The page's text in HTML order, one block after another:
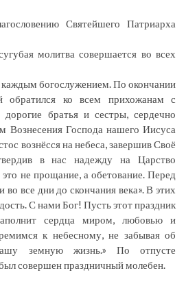
Святейшего Патриарха
молитва совершается во всех
богослужением. По окончании
обратился ко всем прихожанам с
братья и сестры, сердечно
Вознесения Господа нашего Иисуса
вознёсся на небеса, завершив Своё
в нас надежду на Царство
не прощание, а обетование. Перед
во все дни до скончания века». В этих
С нами Бог! Пусть этот праздник
сердца миром, любовью и
к небесному, не забывая об
земную жизнь.» По отпусте
совершен праздничный молебен.